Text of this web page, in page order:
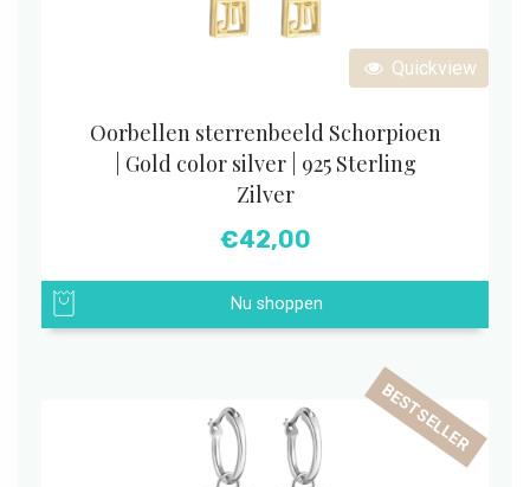
Quickview
Oorbellen sterrenbeeld Schorpioen
| Gold color silver | 925 Sterling
Zilver
€42,00
Nu shoppen
BESTSELLER